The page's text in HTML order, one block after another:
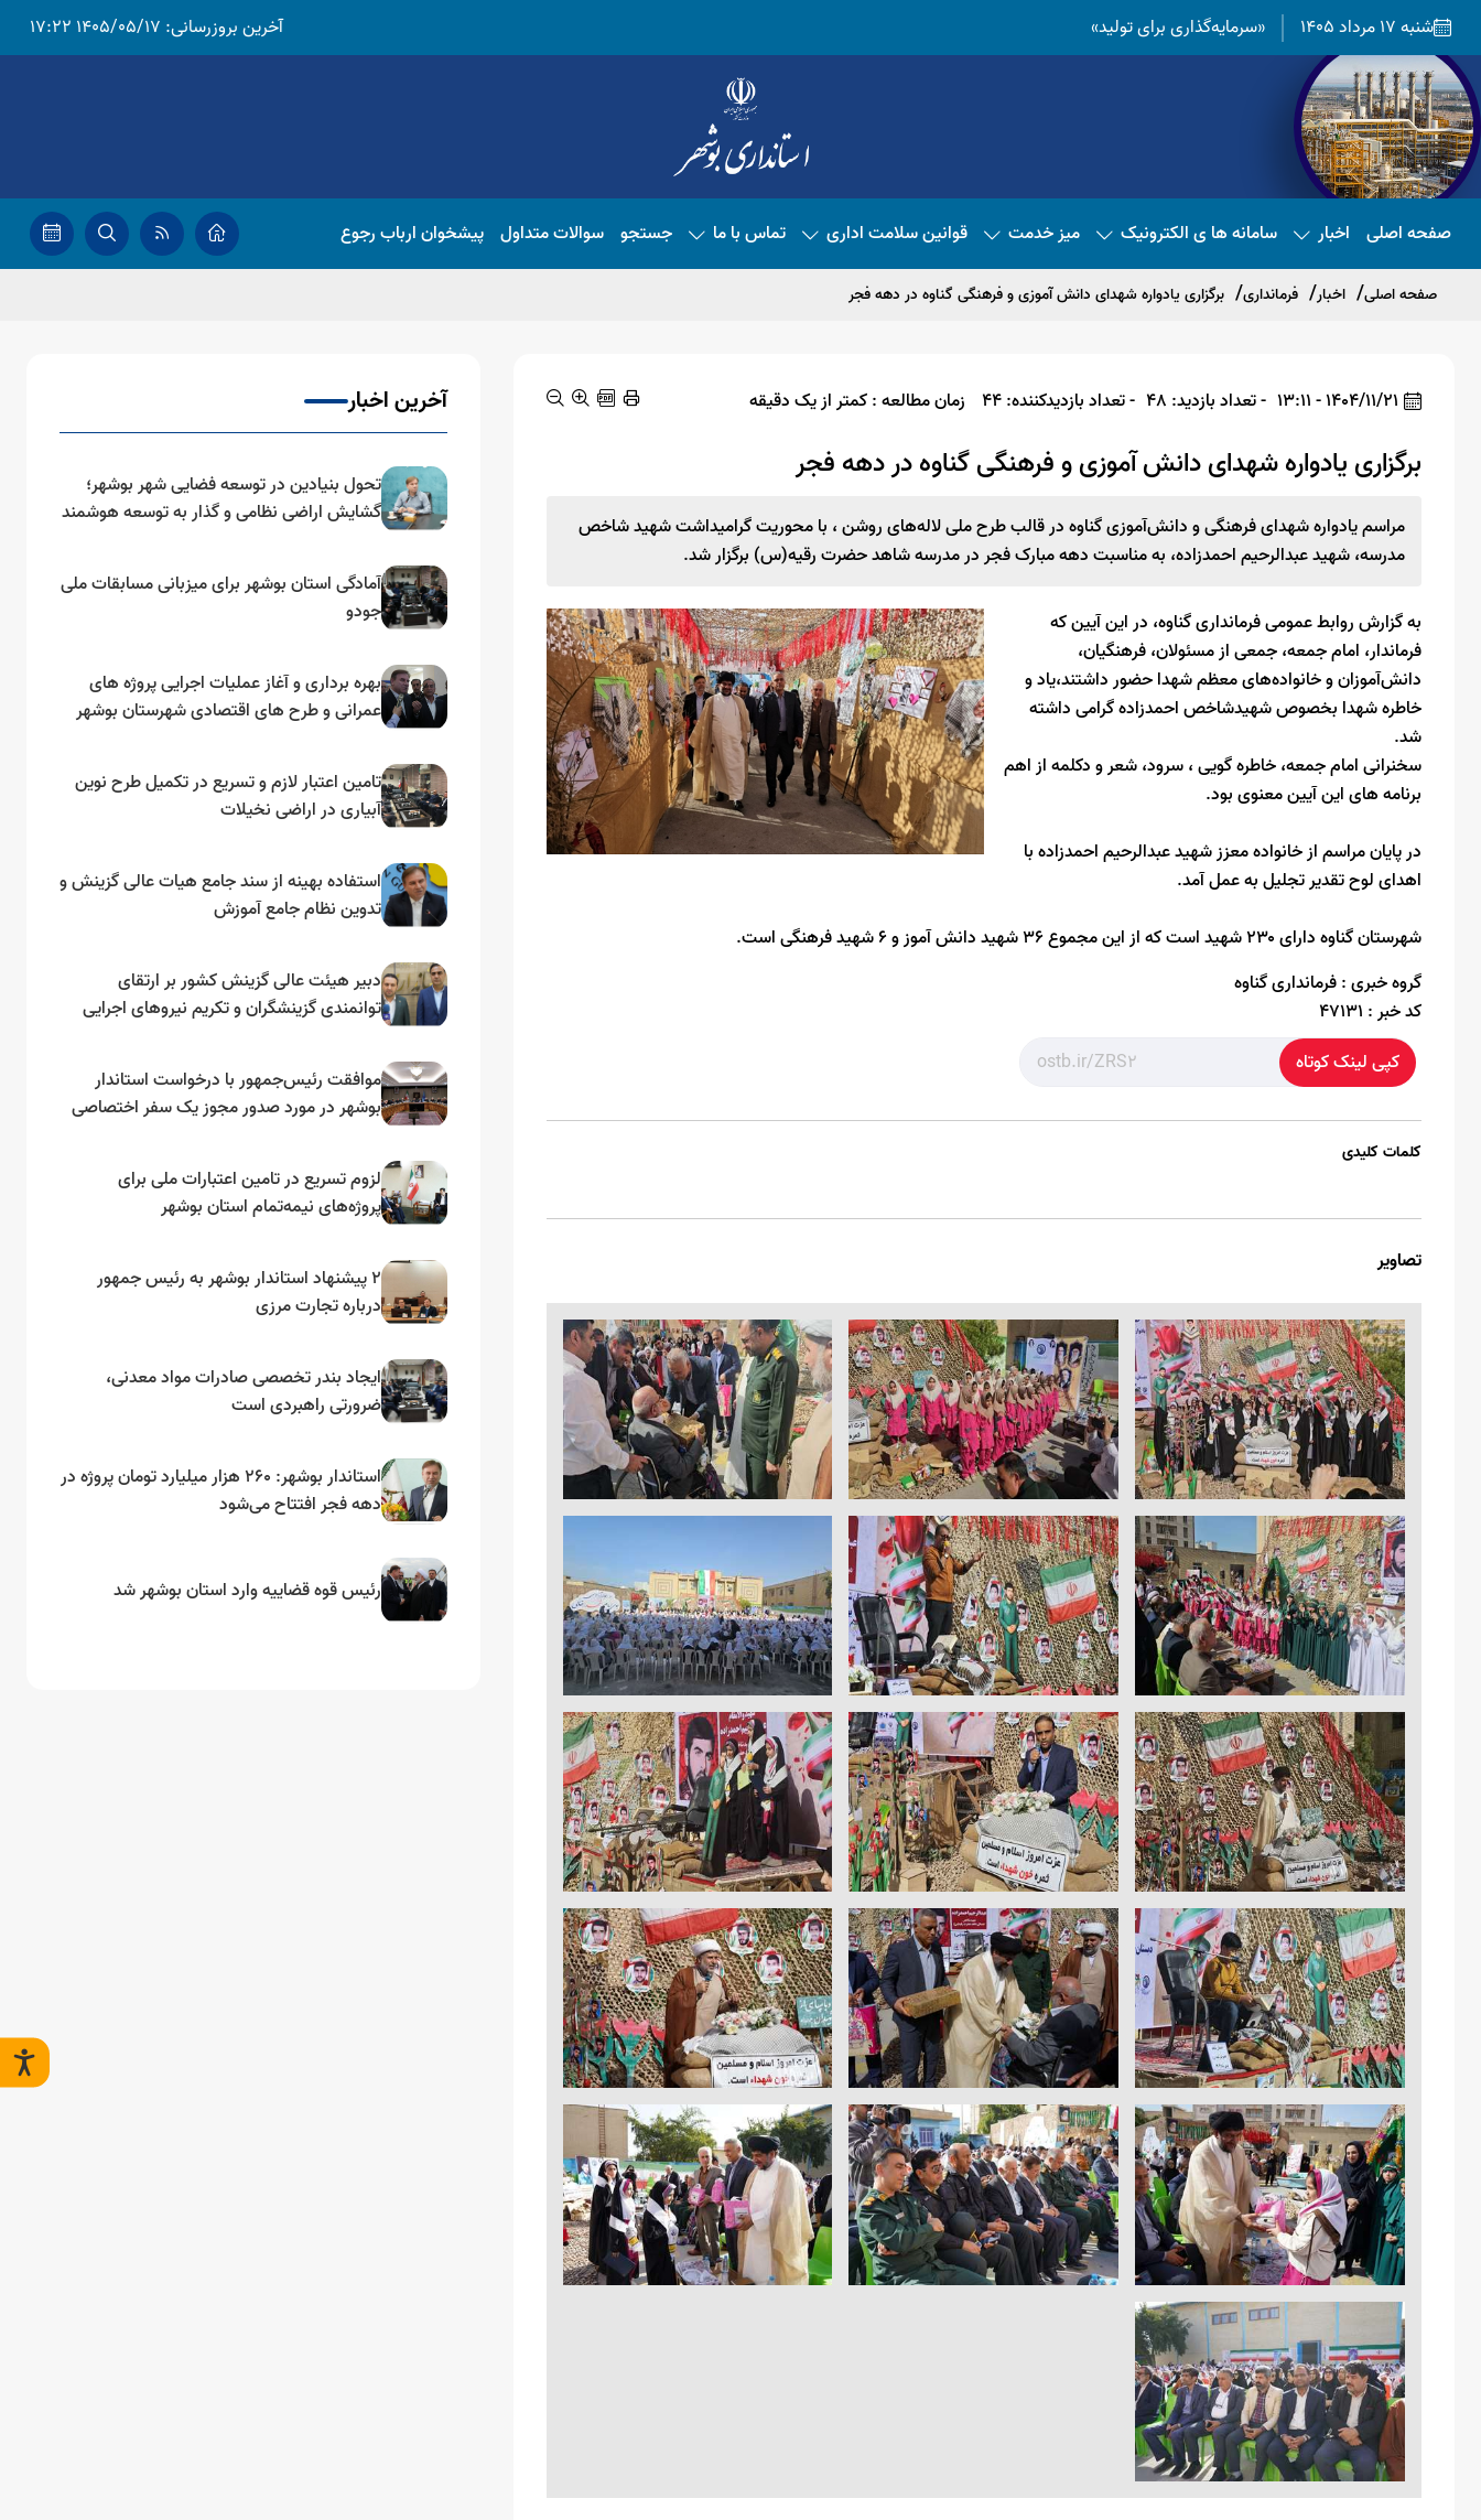
شنبه 17 مرداد 1405 «سرمایه‌گذاری برای تولید» آخرین بروزرسانی: 1405/05/17 17:22
صفحه اصلی اخبار سامانه ها ی الکترونیک میز خدمت قوانین سلامت اداری تماس با ما جستجو سوالات متداول پیشخوان ارباب رجوع
صفحه اصلی اخبار فرمانداری برگزاری یادواره شهدای دانش آموزی و فرهنگی گناوه در دهه فجر
1404/11/21 - 13:11 - تعداد بازدید: 48 - تعداد بازدیدکننده: 44 زمان مطالعه : کمتر از یک دقیقه
برگزاری یادواره شهدای دانش آموزی و فرهنگی گناوه در دهه فجر
مراسم یادواره شهدای فرهنگی و دانش‌آموزی گناوه در قالب طرح ملی لاله‌های روشن ، با محوریت گرامیداشت شهید شاخص
مدرسه، شهید عبدالرحیم احمدزاده، به مناسبت دهه مبارک فجر در مدرسه شاهد حضرت رقیه(س) برگزار شد.
به گزارش روابط عمومی فرمانداری گناوه، در این آیین که
فرماندار، امام جمعه، جمعی از مسئولان، فرهنگیان،
دانش‌آموزان و خانواده‌های معظم شهدا حضور داشتند،یاد و
خاطره شهدا بخصوص شهیدشاخص احمدزاده گرامی داشته
شد.
سخنرانی امام جمعه، خاطره گویی ، سرود، شعر و دکلمه از اهم
برنامه های این آیین معنوی بود.
در پایان مراسم از خانواده معزز شهید عبدالرحیم احمدزاده با
اهدای لوح تقدیر تجلیل به عمل آمد.
شهرستان گناوه دارای ۲۳۰ شهید است که از این مجموع ۳۶ شهید دانش آموز و ۶ شهید فرهنگی است.
گروه خبری :فرمانداری گناوه
کد خبر : 47131
کپی لینک کوتاه
کلمات کلیدی
تصاویر
آخرین اخبار
تحول بنیادین در توسعه فضایی شهر بوشهر؛
گشایش اراضی نظامی و گذار به توسعه هوشمند
آمادگی استان بوشهر برای میزبانی مسابقات ملی
جودو
بهره برداری و آغاز عملیات اجرایی پروژه های
عمرانی و طرح های اقتصادی شهرستان بوشهر
تامین اعتبار لازم و تسریع در تکمیل طرح نوین
آبیاری در اراضی نخیلات
استفاده بهینه از سند جامع هیات عالی گزینش و‌
تدوین نظام جامع آموزش
دبیر هیئت عالی گزینش کشور بر ارتقای
توانمندی گزینشگران و تکریم نیروهای اجرایی
موافقت رئیس‌جمهور با درخواست استاندار
بوشهر در مورد صدور مجوز یک سفر اختصاصی
لزوم تسریع در تامین اعتبارات ملی برای
پروژه‌های نیمه‌تمام استان بوشهر
۲ پیشنهاد استاندار بوشهر به رئیس جمهور
درباره تجارت مرزی
ایجاد بندر تخصصی صادرات مواد معدنی،
ضرورتی راهبردی است
استاندار بوشهر: ۲۶۰ هزار میلیارد تومان پروژه در
دهه فجر افتتاح می‌شود
رئیس قوه قضاییه وارد استان بوشهر شد